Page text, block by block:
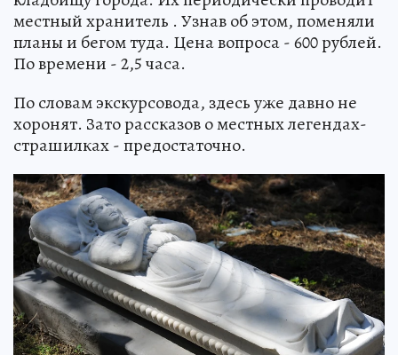
местный хранитель . Узнав об этом, поменяли
планы и бегом туда. Цена вопроса - 600 рублей.
По времени - 2,5 часа.
По словам экскурсовода, здесь уже давно не
хоронят. Зато рассказов о местных легендах-
страшилках - предостаточно.